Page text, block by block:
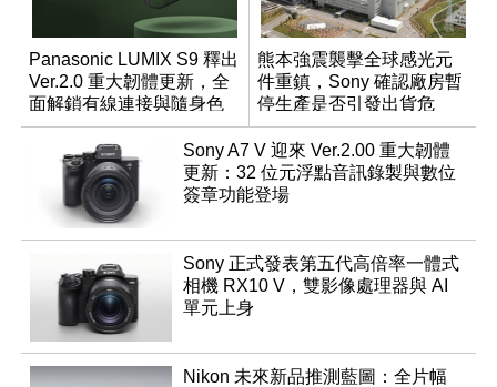
Panasonic LUMIX S9 釋出
Ver.2.0 重大韌體更新，全
面解鎖有線連接與隨身色
調編輯
熊本強震襲擊全球感光元
件重鎮，Sony 確認廠房暫
停生產是否引發出貨危
機？
Sony A7 V 迎來 Ver.2.00 重大韌體
更新：32 位元浮點音訊錄製與數位
簽章功能登場
Sony 正式發表第五代高倍率一體式
相機 RX10 V，雙影像處理器與 AI
單元上身
Nikon 未來新品推測藍圖：全片幅